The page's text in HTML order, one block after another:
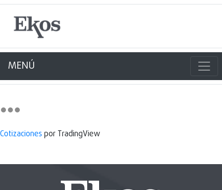
MENÚ
Cotizaciones por TradingView